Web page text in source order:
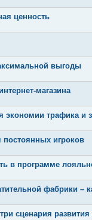
ценность
выгоды
магазина
трафика и
постоянных игроков
в программе
фабрики –
сценария